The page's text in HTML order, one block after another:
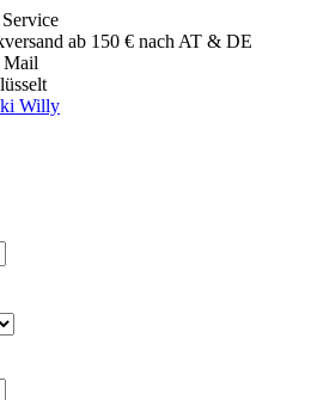
ab 150 € nach AT & DE
Mail
die
nach
oben
unten,